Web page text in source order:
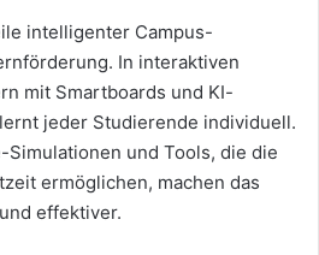
intelligenter Campus-
In interaktiven
mit Smartboards und KI-
jeder Studierende individuell.
und Tools, die die
ermöglichen, machen das
effektiver.